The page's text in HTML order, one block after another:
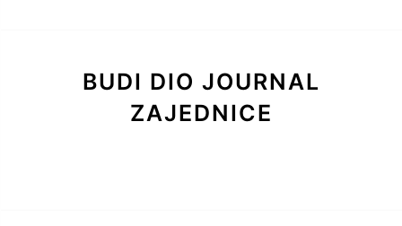
BUDI DIO JOURNAL
ZAJEDNICE